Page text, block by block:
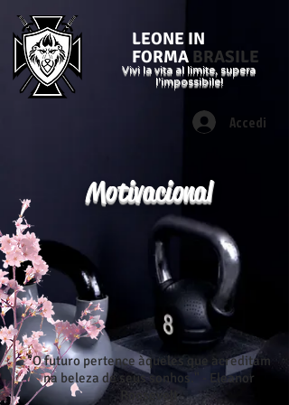
LEONE IN
FORMA BRASILE
Vivi la vita al limite, supera
l'impossibile!
Accedi
Motivacional
"O futuro pertence àqueles que acreditam
na beleza de seus sonhos." - Eleanor
Roosevelt